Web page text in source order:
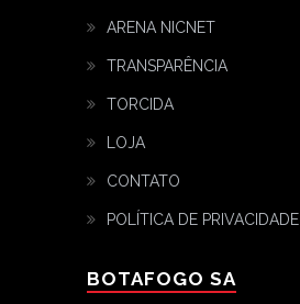
ARENA NICNET
TRANSPARÊNCIA
TORCIDA
LOJA
CONTATO
POLÍTICA DE PRIVACIDADE
BOTAFOGO SA